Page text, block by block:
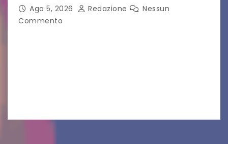
Ago 5, 2026 Redazione
Nessun
Commento